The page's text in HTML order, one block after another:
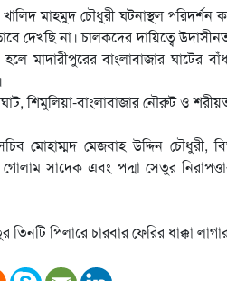
মাহমুদ চৌধুরী ঘটনাস্থল পরিদর্শন
না। চালকদের দায়িত্বে
মাদারীপুরের বাংলাবাজার ঘাটের
শিমুলিয়া-বাংলাবাজার নৌরুট ও
মোহাম্মদ মেজবাহ উদ্দিন চৌধুরী,
সাদেক এবং পদ্মা সেতুর
পিলারে চারবার ফেরির ধাক্কা